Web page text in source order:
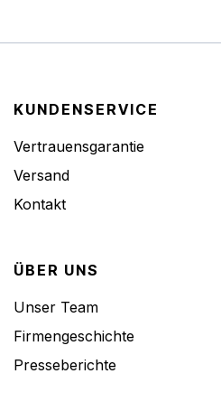
KUNDENSERVICE
Vertrauensgarantie
Versand
Kontakt
ÜBER UNS
Unser Team
Firmengeschichte
Presseberichte